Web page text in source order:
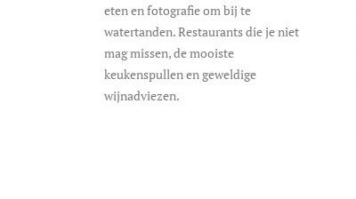
eten en fotografie om bij te
watertanden. Restaurants die je niet
mag missen, de mooiste
keukenspullen en geweldige
wijnadviezen.